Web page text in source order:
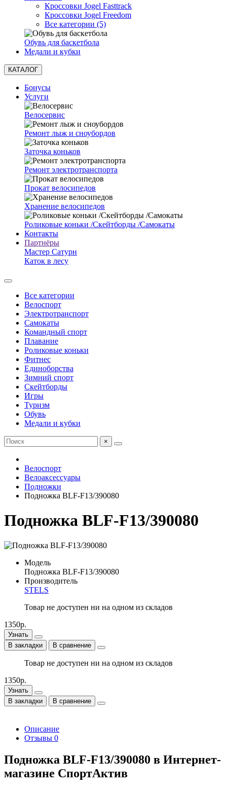
Кроссовки Jogel Fasttrack
Кроссовки Jogel Freedom
Все категории (5)
Обувь для баскетбола
Медали и кубки
КАТАЛОГ
Бонусы
Услуги
Велосервис
Ремонт лыж и сноубордов
Заточка коньков
Ремонт электротранспорта
Прокат велосипедов
Хранение велосипедов
Роликовые коньки /Скейтборды /Самокаты
Контакты
Партнёры
Мастер Сатурн
Каток в лесу
Все категории
Велоспорт
Электротранспорт
Самокаты
Командный спорт
Плавание
Роликовые коньки
Фитнес
Единоборства
Зимний спорт
Скейтборды
Игры
Туризм
Обувь
Медали и кубки
×
Велоспорт
Велоаксессуары
Подножки
Подножка BLF-F13/390080
Подножка BLF-F13/390080
Модель
Подножка BLF-F13/390080
Производитель
STELS
Товар не доступен ни на одном из складов
1350р.
Узнать
В закладки
В сравнение
Товар не доступен ни на одном из складов
1350р.
Узнать
В закладки
В сравнение
Описание
Отзывы 0
Подножка BLF-F13/390080 в Интернет-
магазине СпортАктив